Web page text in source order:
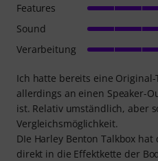
Ich hatte bereits eine Original-
allerdings an einen Speaker-
ist. Relativ umständlich, aber
Vergleichsmöglichkeit.
DIe Harley Benton Talkbox
direkt in die Effektkette der
Features
Sound
Verarbeitung